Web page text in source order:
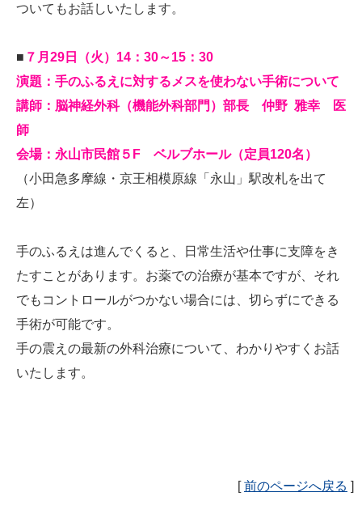
ついてもお話しいたします。
■ ７月29日（火）14：30～15：30
演題：手のふるえに対するメスを使わない手術について
講師：脳神経外科（機能外科部門）部長 仲野 雅幸 医
師
会場：永山市民館５F ベルブホール（定員120名）
（小田急多摩線・京王相模原線「永山」駅改札を出て
左）
手のふるえは進んでくると、日常生活や仕事に支障をき
たすことがあります。お薬での治療が基本ですが、それ
でもコントロールがつかない場合には、切らずにできる
手術が可能です。
手の震えの最新の外科治療について、わかりやすくお話
いたします。
[前のページへ戻る ]